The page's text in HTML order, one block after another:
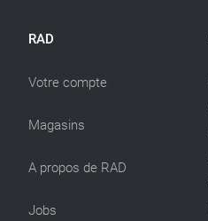
RAD
Votre compte
Magasins
A propos de RAD
Jobs